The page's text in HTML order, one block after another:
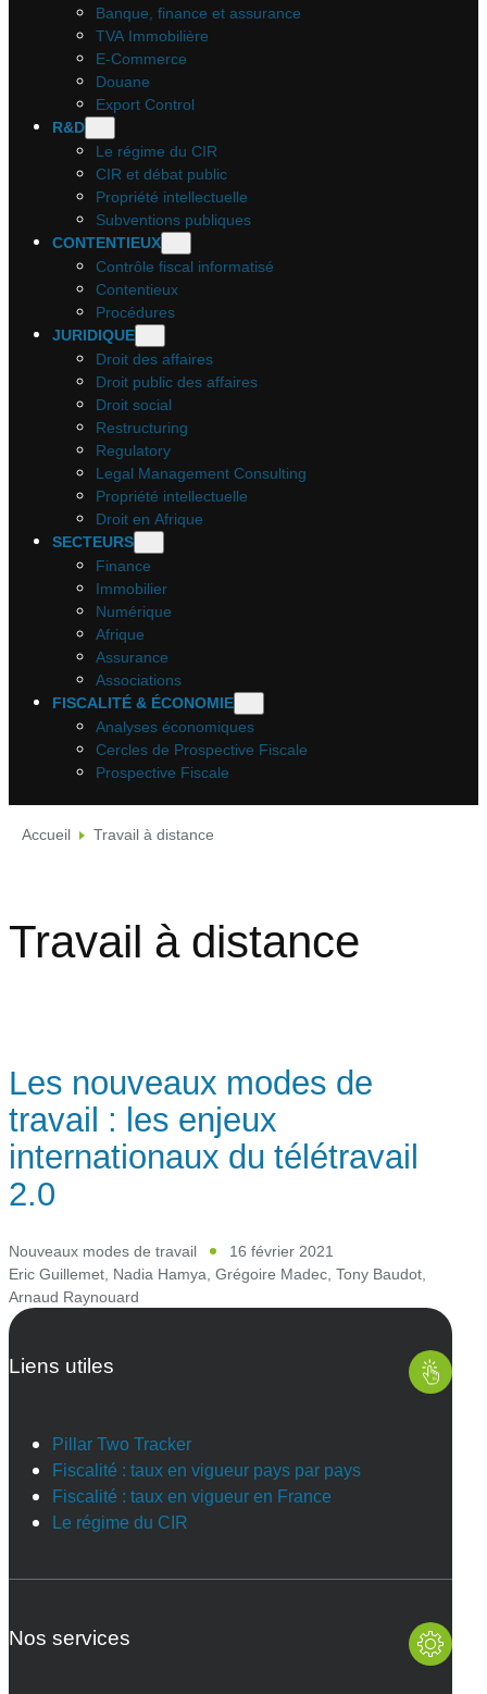
Banque, finance et assurance
TVA Immobilière
E-Commerce
Douane
Export Control
R&D
Le régime du CIR
CIR et débat public
Propriété intellectuelle
Subventions publiques
CONTENTIEUX
Contrôle fiscal informatisé
Contentieux
Procédures
JURIDIQUE
Droit des affaires
Droit public des affaires
Droit social
Restructuring
Regulatory
Legal Management Consulting
Propriété intellectuelle
Droit en Afrique
SECTEURS
Finance
Immobilier
Numérique
Afrique
Assurance
Associations
FISCALITÉ & ÉCONOMIE
Analyses économiques
Cercles de Prospective Fiscale
Prospective Fiscale
Accueil Travail à distance
Travail à distance
Les nouveaux modes de
travail : les enjeux
internationaux du télétravail
2.0
Nouveaux modes de travail
16 février 2021
Eric Guillemet, Nadia Hamya, Grégoire Madec, Tony Baudot,
Arnaud Raynouard
Liens utiles
Pillar Two Tracker
Fiscalité : taux en vigueur pays par pays
Fiscalité : taux en vigueur en France
Le régime du CIR
Nos services